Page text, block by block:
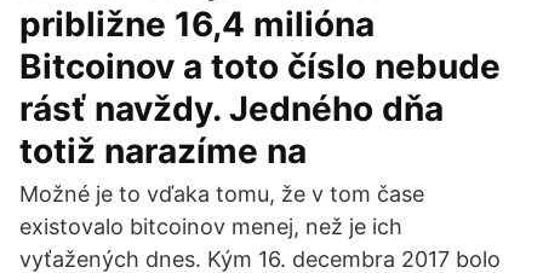
približne 16,4 milióna
Bitcoinov a toto číslo nebude
rásť navždy. Jedného dňa
totiž narazíme na
Možné je to vďaka tomu, že v tom čase
existovalo bitcoinov menej, než je ich
vyťažených dnes. Kým 16. decembra 2017 bolo